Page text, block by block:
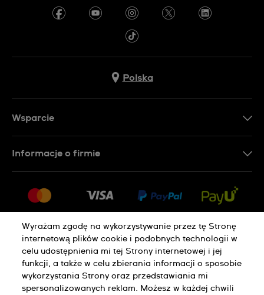
Polska
Wsparcie
Zwroty i reklamacje
Warunki sprzedaży
Odstąp od umowy
Informacje o firmie
Praca
Polityka Prywatności Pliki Cookie
Wyrażam zgodę na wykorzystywanie przez tę Stronę
internetową plików cookie i podobnych technologii w
celu udostępnienia mi tej Strony internetowej i jej
funkcji, a także w celu zbierania informacji o sposobie
wykorzystania Strony oraz przedstawiania mi
spersonalizowanych reklam. Możesz w każdej chwili